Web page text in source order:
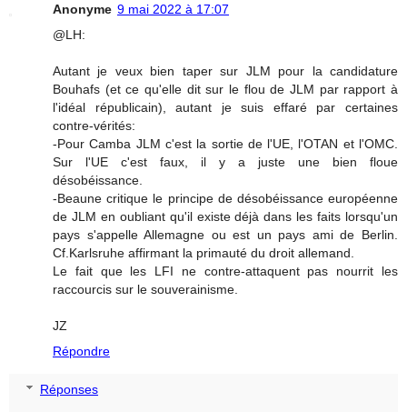
Anonyme 9 mai 2022 à 17:07
@LH:
Autant je veux bien taper sur JLM pour la candidature
Bouhafs (et ce qu'elle dit sur le flou de JLM par rapport à
l'idéal républicain), autant je suis effaré par certaines
contre-vérités:
-Pour Camba JLM c'est la sortie de l'UE, l'OTAN et l'OMC.
Sur l'UE c'est faux, il y a juste une bien floue
désobéissance.
-Beaune critique le principe de désobéissance européenne
de JLM en oubliant qu'il existe déjà dans les faits lorsqu'un
pays s'appelle Allemagne ou est un pays ami de Berlin.
Cf.Karlsruhe affirmant la primauté du droit allemand.
Le fait que les LFI ne contre-attaquent pas nourrit les
raccourcis sur le souverainisme.
JZ
Répondre
Réponses